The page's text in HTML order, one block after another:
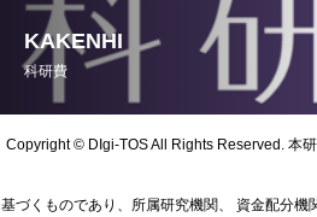
KAKENHI
科研費
Copyright © DIgi-TOS All Rights Reserved. 本
基づくものであり、所属研究機関、 資金配分機